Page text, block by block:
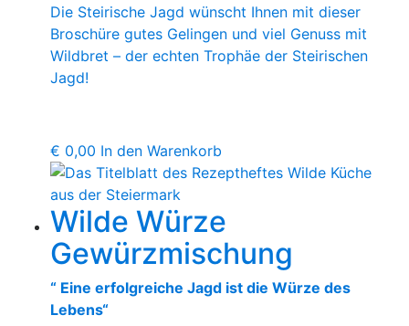
Die Steirische Jagd wünscht Ihnen mit dieser
Broschüre gutes Gelingen und viel Genuss mit
Wildbret – der echten Trophäe der Steirischen
Jagd!
€ 0,00 In den Warenkorb
Wilde Würze
Gewürzmischung
“ Eine erfolgreiche Jagd ist die Würze des
Lebens“